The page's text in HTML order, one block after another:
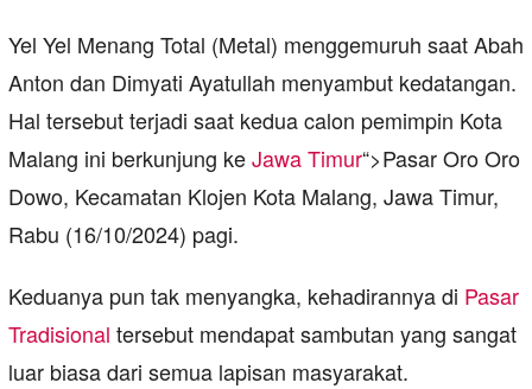
Yel Yel Menang Total (Metal) menggemuruh saat Abah
Anton dan Dimyati Ayatullah menyambut kedatangan.
Hal tersebut terjadi saat kedua calon pemimpin Kota
Malang ini berkunjung keJawa Timur“>Pasar Oro Oro
Dowo, Kecamatan Klojen Kota Malang, Jawa Timur,
Rabu (16/10/2024) pagi.
Keduanya pun tak menyangka, kehadirannya di Pasar
Tradisional tersebut mendapat sambutan yang sangat
luar biasa dari semua lapisan masyarakat.